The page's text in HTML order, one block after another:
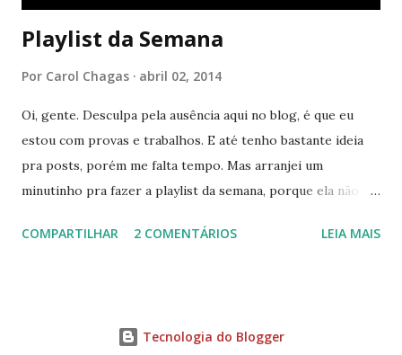
Playlist da Semana
Por Carol Chagas abril 02, 2014
Oi, gente. Desculpa pela ausência aqui no blog, é que eu
estou com provas e trabalhos. E até tenho bastante ideia
pra posts, porém me falta tempo. Mas arranjei um
minutinho pra fazer a playlist da semana, porque ela não
vocês, mas eu sempre estudo com música, é como se
me trouxeram a nostalgia de alguns anos atrás. Então é
COMPARTILHAR 2 COMENTÁRIOS LEIA MAIS
Tecnologia do Blogger